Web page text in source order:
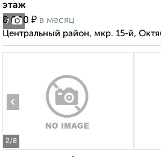
7
этаж
8 000 ₽ в месяц
Центральный район, мкр. 15-й,
2/8
‹